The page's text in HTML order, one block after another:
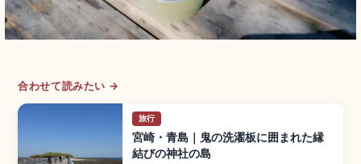
合わせて読みたい →
旅行
宮崎・青島｜鬼の洗濯板に囲まれた縁
結びの神社の島